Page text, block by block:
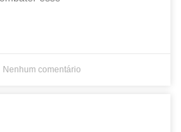
Nenhum comentário